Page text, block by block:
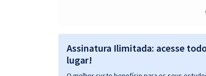
Assinatura Ilimitada: acesse
lugar!